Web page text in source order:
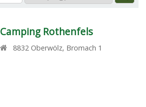
Camping Rothenfels
8832 Oberwölz, Bromach 1